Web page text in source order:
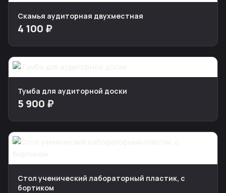
Скамья аудиторная двухместная
4 100 ₽
Тумба для аудиторной доски
5 900 ₽
Стол ученический лабораторный пластик, с
бортиком